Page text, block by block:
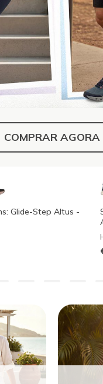
COMPRAR AGORA
Glide-Step Altus -